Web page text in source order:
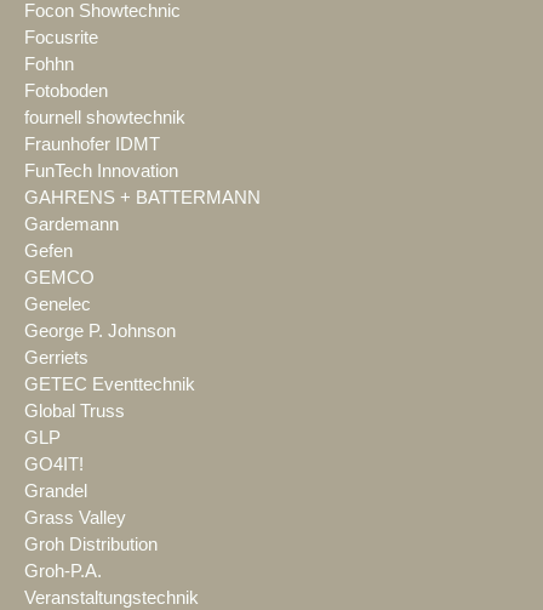
Focon Showtechnic
Focusrite
Fohhn
Fotoboden
fournell showtechnik
Fraunhofer IDMT
FunTech Innovation
GAHRENS + BATTERMANN
Gardemann
Gefen
GEMCO
Genelec
George P. Johnson
Gerriets
GETEC Eventtechnik
Global Truss
GLP
GO4IT!
Grandel
Grass Valley
Groh Distribution
Groh-P.A.
Veranstaltungstechnik